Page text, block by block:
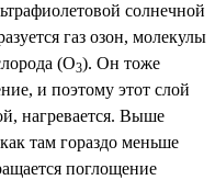
солнечной
газ озон, молекулы
(О3). Он тоже
и поэтому этот слой
нагревается. Выше
там гораздо меньше
поглощение